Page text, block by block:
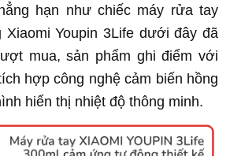
hạn như chiếc máy rửa tay
Youpin 3Life dưới đây đã
mua, sản phẩm ghi điểm với
hợp công nghệ cảm biến hồng
hiển thị nhiệt độ thông minh.